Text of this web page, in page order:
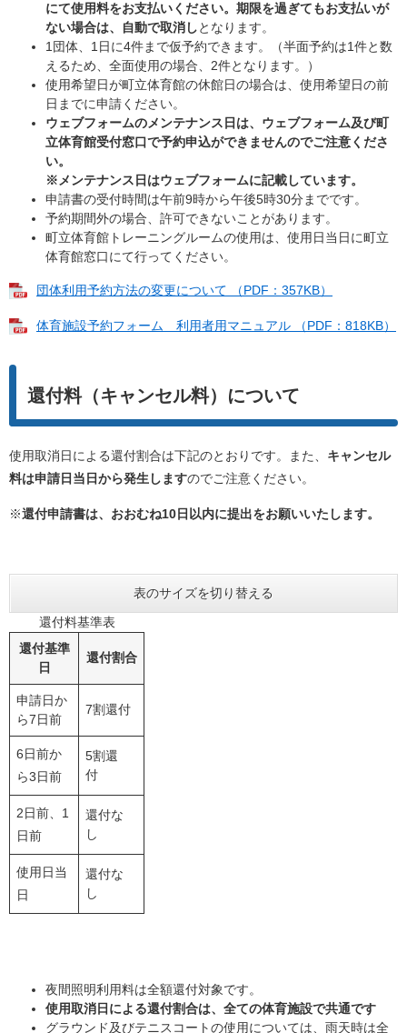
にて使用料をお支払いください。期限を過ぎてもお支払いが
ない場合は、自動で取消しとなります。
1団体、1日に4件まで仮予約できます。（半面予約は1件と数
えるため、全面使用の場合、2件となります。）
使用希望日が町立体育館の休館日の場合は、使用希望日の前
日までに申請ください。
ウェブフォームのメンテナンス日は、ウェブフォーム及び町
立体育館受付窓口で予約申込ができませんのでご注意くださ
い。
※メンテナンス日はウェブフォームに記載しています。
申請書の受付時間は午前9時から午後5時30分までです。
予約期間外の場合、許可できないことがあります。
町立体育館トレーニングルームの使用は、使用日当日に町立
体育館窓口にて行ってください。
団体利用予約方法の変更について （PDF：357KB）
体育施設予約フォーム 利用者用マニュアル （PDF：818KB）
還付料（キャンセル料）について
使用取消日による還付割合は下記のとおりです。また、 キャンセル
料は申請日当日から発生しますのでご注意ください。
※還付申請書は、おおむね10日以内に提出をお願いいたします。
表のサイズを切り替える
還付料基準表
還付基準
日
還付割合
申請日か
ら7日前
7割還付
6日前か
ら3日前
5割還
付
2日前、1
日前
還付な
し
使用日当
日
還付な
し
夜間照明利用料は全額還付対象です。
使用取消日による還付割合は、全ての体育施設で共通です
グラウンド及びテニスコートの使用については、雨天時は全